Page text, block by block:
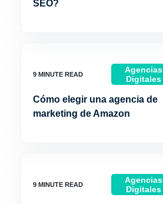
SEO?
Agencias
Digitales
Cómo elegir una agencia de
marketing de Amazon
Agencias
Digitales